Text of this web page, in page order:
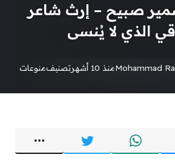
صبيح – إرث شاعر
الذي لا يُنسى
Mohammadمنذ 10 أشهر تصنيفمنوعات